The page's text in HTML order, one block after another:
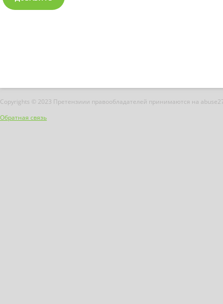
Copyrights © 2023 Претензиии правообладателей принимаются на
Обратная связь